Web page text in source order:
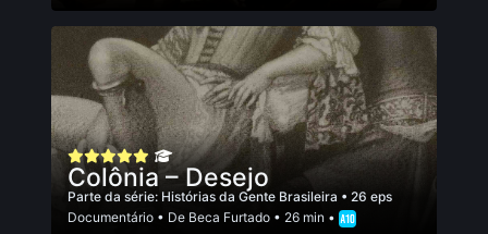
Colônia – Desejo
Parte da série: Histórias da Gente Brasileira • 26 eps
Documentário • De Beca Furtado • 26 min •